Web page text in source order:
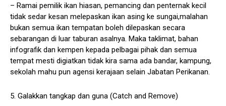
– Ramai pemilik ikan hiasan, pemancing dan penternak kecil
tidak sedar kesan melepaskan ikan asing ke sungai,malahan
bukan semua ikan tempatan boleh dilepaskan secara
sebarangan di luar taburan asalnya. Maka taklimat, bahan
infografik dan kempen kepada pelbagai pihak dan semua
tempat mesti digiatkan tidak kira sama ada bandar, kampung,
sekolah mahu pun agensi kerajaan selain Jabatan Perikanan.
5. Galakkan tangkap dan guna (Catch and Remove)